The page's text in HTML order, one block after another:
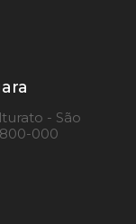
- São
000